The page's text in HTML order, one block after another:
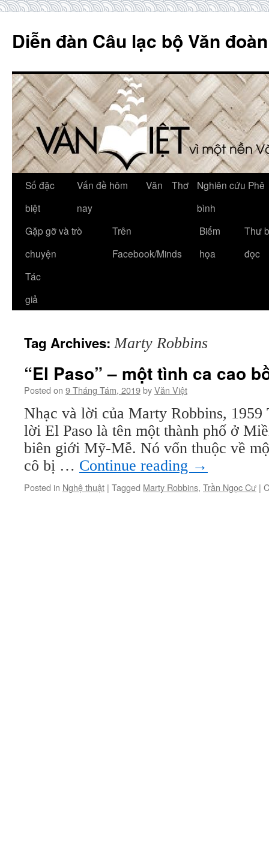
content
Diễn đàn Câu lạc bộ Văn
Số đặc
biệt
Vấn đề hôm
nay
Văn Thơ
Nghiên cứu Phê
bình
Gặp gỡ và trò
chuyện
Trên
Facebook/Minds
Biếm
họa
Thư
đọc
Tác
giả
Tag Archives:Marty Robbins
“El Paso” – một tình ca cao
Posted on 9 Tháng Tám, 2019byVăn Việt
Nhạc và lời của Marty Robbins, 1959
lời El Paso là tên một thành phố ở
biên giới Mỹ-Mễ. Nó vốn thuộc về
cô bị … Continue reading →
Posted in Nghệ thuật | Tagged Marty Robbins, Trần Ngọc Cư |